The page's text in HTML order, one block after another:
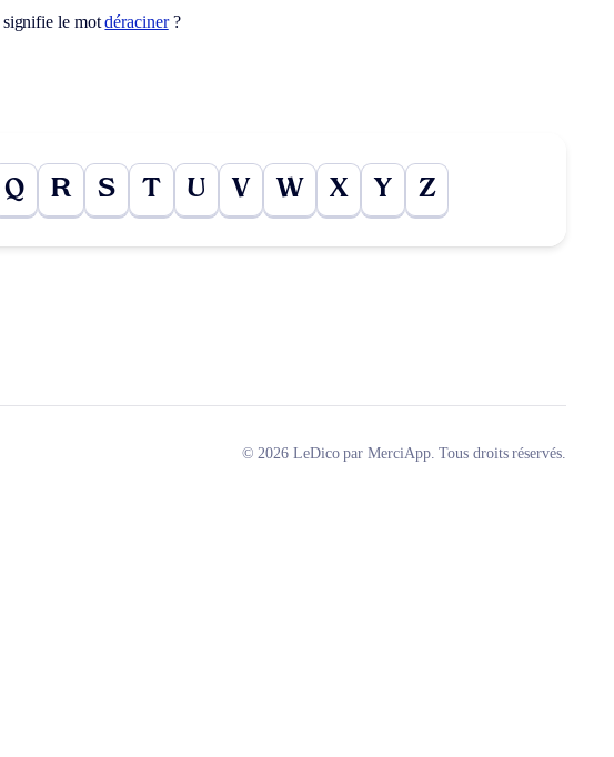
signifie le motdéraciner?
Q R S T U V W X Y Z
© 2026 LeDico par MerciApp. Tous droits réservés.